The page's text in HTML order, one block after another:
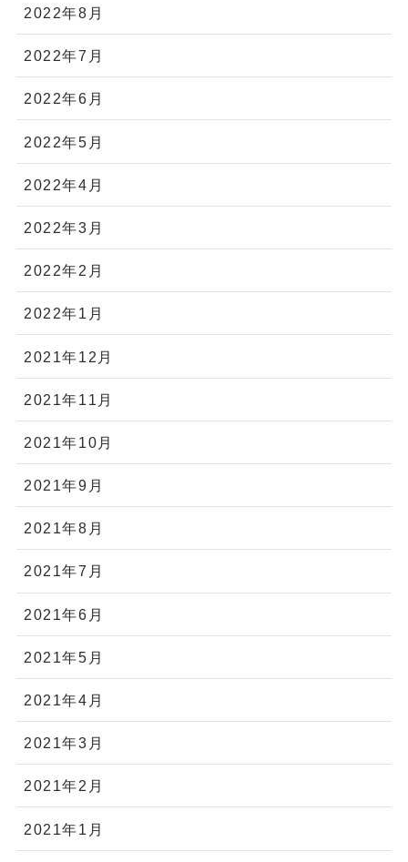
2022年8月
2022年7月
2022年6月
2022年5月
2022年4月
2022年3月
2022年2月
2022年1月
2021年12月
2021年11月
2021年10月
2021年9月
2021年8月
2021年7月
2021年6月
2021年5月
2021年4月
2021年3月
2021年2月
2021年1月